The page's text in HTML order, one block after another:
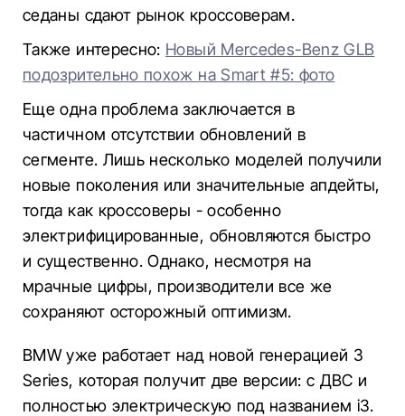
седаны сдают рынок кроссоверам.
Также интересно: Новый Mercedes-Benz GLB
подозрительно похож на Smart #5: фото
Еще одна проблема заключается в
частичном отсутствии обновлений в
сегменте. Лишь несколько моделей получили
новые поколения или значительные апдейты,
тогда как кроссоверы - особенно
электрифицированные, обновляются быстро
и существенно. Однако, несмотря на
мрачные цифры, производители все же
сохраняют осторожный оптимизм.
BMW уже работает над новой генерацией 3
Series, которая получит две версии: с ДВС и
полностью электрическую под названием i3.